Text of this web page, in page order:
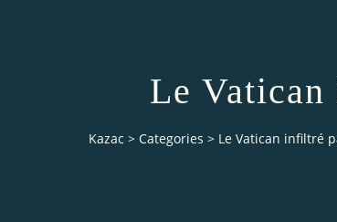
Le
Kazac > Categories > Le Vatican infiltré